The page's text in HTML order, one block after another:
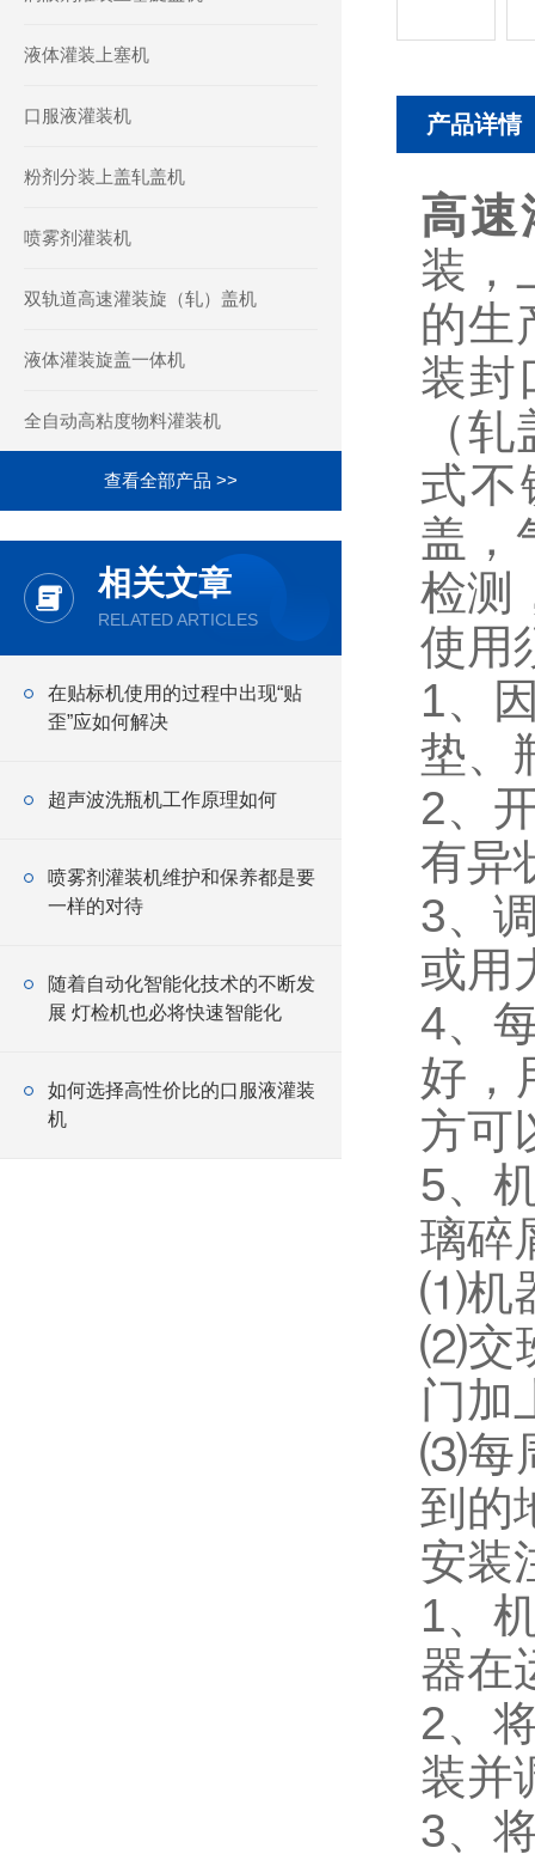
液体灌装上塞机
口服液灌装机
粉剂分装上盖轧盖机
喷雾剂灌装机
双轨道高速灌装旋（轧）盖机
液体灌装旋盖一体机
全自动高粘度物料灌装机
查看全部产品 >>
相关文章
RELATED ARTICLES
在贴标机使用的过程中出现“贴
歪”应如何解决
超声波洗瓶机工作原理如何
喷雾剂灌装机维护和保养都是要
一样的对待
随着自动化智能化技术的不断发
展 灯检机也必将快速智能化
如何选择高性价比的口服液灌装
机
产品详情
高速
装，
的生
装封
（
式不
盖，
检测
使用
1、
垫、
2、
有异
3、
或用
4、
好，
方可
5、
璃碎
⑴机
⑵交
门加
⑶每
到的
安装
1、
器在
2、
装并
3、